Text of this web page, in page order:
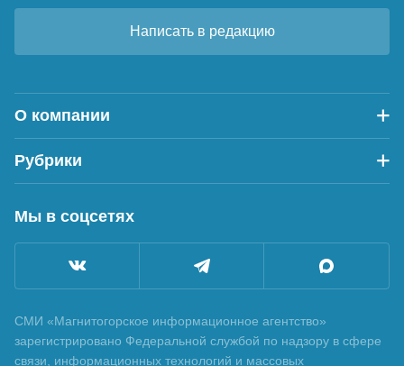
Написать в редакцию
О компании
Рубрики
Мы в соцсетях
СМИ «Магнитогорское информационное агентство»
зарегистрировано Федеральной службой по надзору в сфере
связи, информационных технологий и массовых